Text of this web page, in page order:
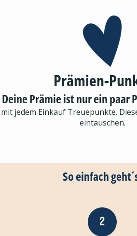
Prämien-
Deine Prämie ist nur ein paar
jedem Einkauf Treuepunkte.
eintauschen.
So einfach